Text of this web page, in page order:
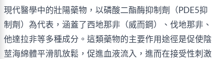
現代醫學中的壯陽藥物，以磷酸二酯酶抑制劑（PDE5抑
制劑）為代表，涵蓋了西地那非（威而鋼）、伐地那非、
他達拉非等多種成分。這類藥物的主要作用途徑是促使陰
莖海綿體平滑肌放鬆，促進血液流入，進而在接受性刺激